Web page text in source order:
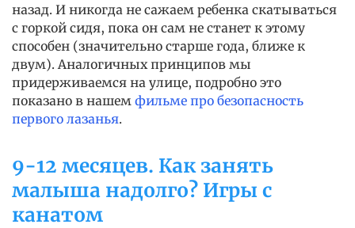
назад. И никогда не сажаем ребенка скатываться
с горкой сидя, пока он сам не станет к этому
способен (значительно старше года, ближе к
двум). Аналогичных принципов мы
придерживаемся на улице, подробно это
показано в нашем фильме про безопасность
первого лазанья.
9-12 месяцев. Как занять
малыша надолго? Игры с
канатом